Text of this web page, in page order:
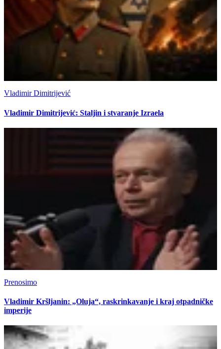
Vladimir Dimitrijević
Vladimir Dimitrijević: Staljin i stvaranje Izraela
Prenosimo
Vladimir Kršljanin: „Oluja“, raskrinkavanje i kraj otpadničke
imperije